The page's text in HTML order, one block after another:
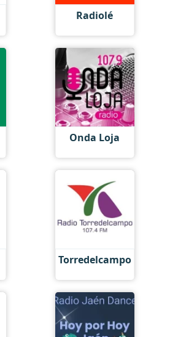
Radiolé
Onda Loja
Torredelcampo